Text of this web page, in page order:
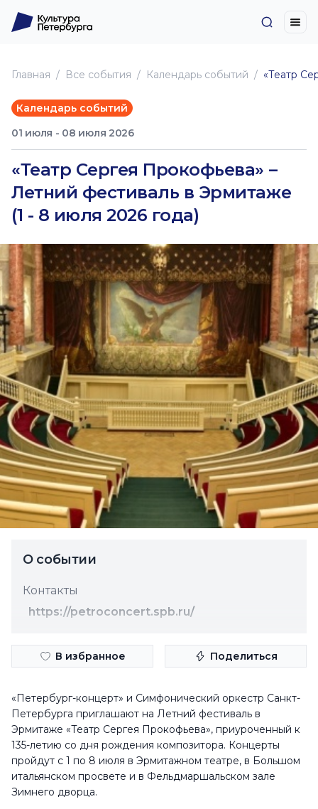
Главная Все события Календарь событий «Театр
Календарь событий
01 июля - 08 июля 2026
«Театр Сергея Прокофьева» –
Летний фестиваль в Эрмитаже
(1 - 8 июля 2026 года)
О событии
Контакты
https://petroconcert.spb.ru/
В избранное Поделиться
«Петербург-концерт» и Симфонический оркестр Санкт-
Петербурга приглашают на Летний фестиваль в
Эрмитаже «Театр Сергея Прокофьева», приуроченный к
135-летию со дня рождения композитора. Концерты
пройдут с 1 по 8 июля в Эрмитажном театре, в Большом
итальянском просвете и в Фельдмаршальском зале
Зимнего дворца.